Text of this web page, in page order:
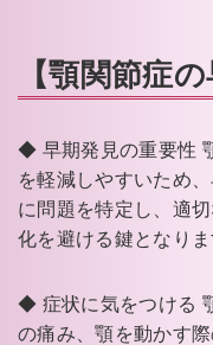
【顎関節症
◆ 早期発見の重要性
を軽減しやすいため
に問題を特定し、適
化を避ける鍵となりま
◆ 症状に気をつける
の痛み、顎を動かす